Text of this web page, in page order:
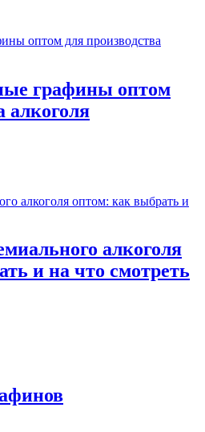
графины оптом
алкоголя
алкоголя
и на что смотреть